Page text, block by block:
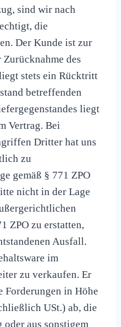
sind wir nach
die
Der Kunde ist zur
des
stets ein Rücktritt
betreffenden
liegt
Vertrag. Bei
Dritter hat uns
zu
gemäß § 771 ZPO
nicht in der Lage
ZPO zu erstatten,
Ausfall.
im
zu verkaufen. Er
Forderungen in Höhe
USt.) ab, die
aus sonstigem